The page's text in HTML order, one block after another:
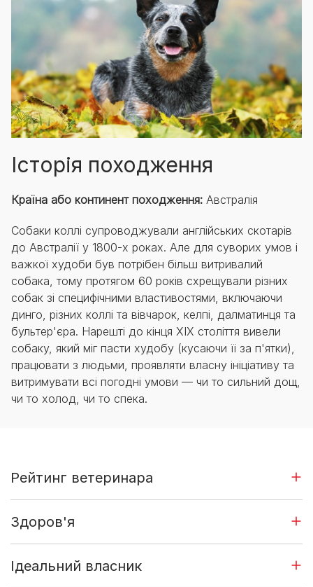
Історія походження
Країна або континент походження: Австралія
Собаки коллі супроводжували англійських скотарів
до Австралії у 1800-х роках. Але для суворих умов і
важкої худоби був потрібен більш витривалий
собака, тому протягом 60 років схрещували різних
собак зі специфічними властивостями, включаючи
динго, різних коллі та вівчарок, келпі, далматинця та
бультер'єра. Нарешті до кінця XIX століття вивели
собаку, який міг пасти худобу (кусаючи її за п'ятки),
працювати з людьми, проявляти власну ініціативу та
витримувати всі погодні умови — чи то сильний дощ,
чи то холод, чи то спека.
Рейтинг ветеринара
Здоров'я
Ідеальний власник